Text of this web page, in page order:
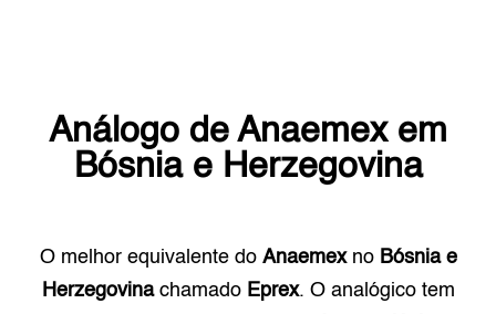
Análogo de Anaemexem
Bósnia e Herzegovina
O melhor equivalente do Anaemexno Bósnia e
Herzegovinachamado Eprex. O analógico tem